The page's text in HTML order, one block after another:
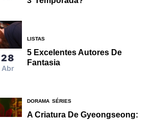
28
Abr
LISTAS
5 Excelentes Autores De
Fantasia
DORAMA SÉRIES
A Criatura De Gyeongseong: